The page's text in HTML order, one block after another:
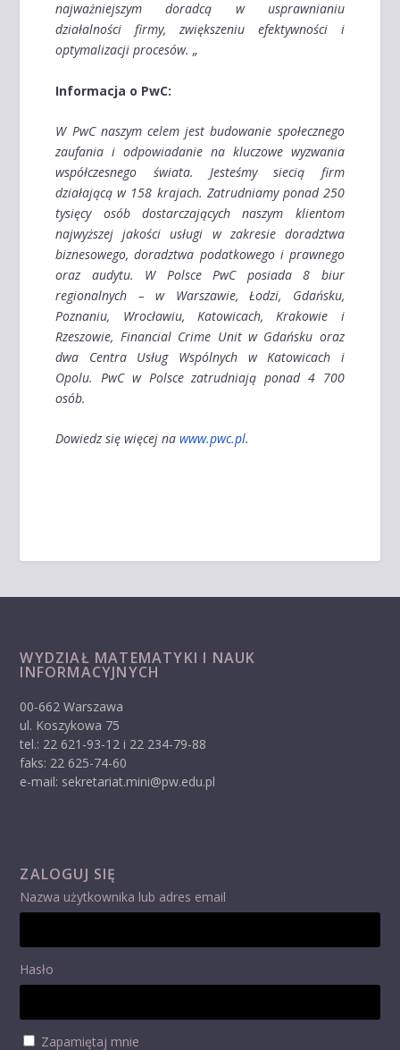
najważniejszym doradcą w usprawnianiu
działalności firmy, zwiększeniu efektywności i
optymalizacji procesów. „
Informacja o PwC:
W PwC naszym celem jest budowanie społecznego
zaufania i odpowiadanie na kluczowe wyzwania
współczesnego świata. Jesteśmy siecią firm
działającą w 158 krajach. Zatrudniamy ponad 250
tysięcy osób dostarczających naszym klientom
najwyższej jakości usługi w zakresie doradztwa
biznesowego, doradztwa podatkowego i prawnego
oraz audytu. W Polsce PwC posiada 8 biur
regionalnych – w Warszawie, Łodzi, Gdańsku,
Poznaniu, Wrocławiu, Katowicach, Krakowie i
Rzeszowie, Financial Crime Unit w Gdańsku oraz
dwa Centra Usług Wspólnych w Katowicach i
Opolu. PwC w Polsce zatrudniają ponad 4 700
osób.
Dowiedz się więcej nawww.pwc.pl.
WYDZIAŁ MATEMATYKI I NAUK
INFORMACYJNYCH
00-662 Warszawa
ul. Koszykowa 75
tel.: 22 621-93-12 i 22 234-79-88
faks: 22 625-74-60
e-mail: sekretariat.mini@pw.edu.pl
ZALOGUJ SIĘ
Nazwa użytkownika lub adres email
Hasło
Zapamiętaj mnie